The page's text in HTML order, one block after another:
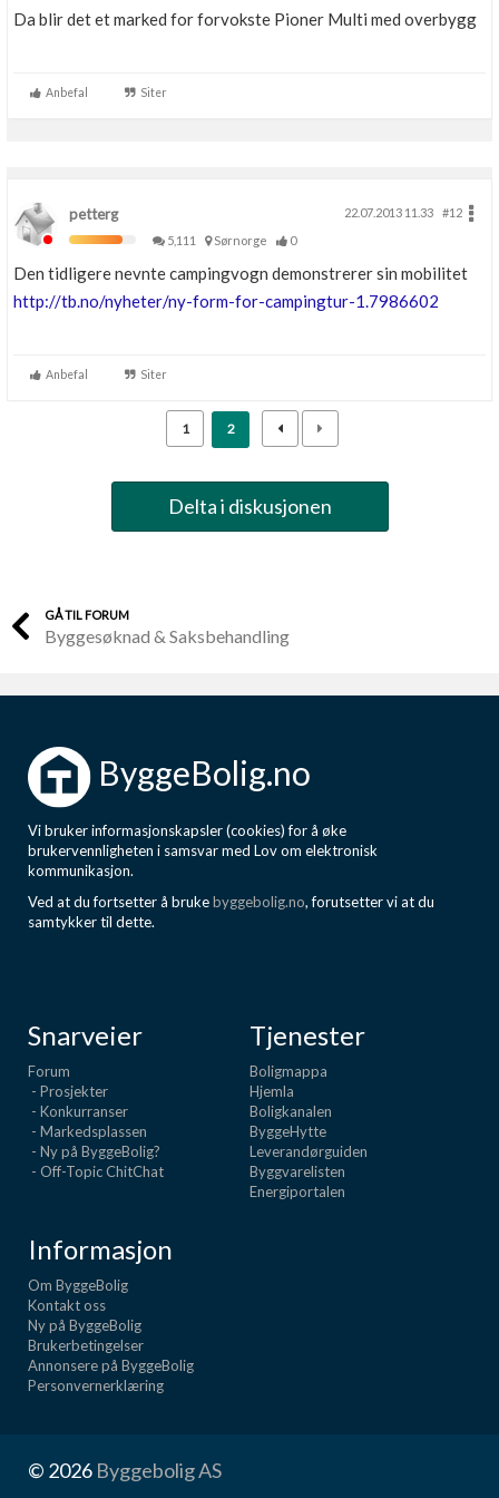
Boligmappa+
Da blir det et marked for forvokste Pioner Multi med overbygg
Anbefal Siter
petterg 22.07.2013 11.33
#12
5,111
Sørnorge 0
Den tidligere nevnte campingvogn demonstrerer sin mobilitet
http://tb.no/nyheter/ny-form-for-campingtur-1.7986602
Anbefal Siter
1 2
Delta i diskusjonen
GÅ TIL FORUM
Byggesøknad & Saksbehandling
ByggeBolig.no
Vi bruker informasjonskapsler (cookies) for å øke
brukervennligheten i samsvar med Lov om elektronisk
kommunikasjon.
Ved at du fortsetter å brukebyggebolig.no, forutsetter vi at du
samtykker til dette.
Snarveier
Forum
- Prosjekter
- Konkurranser
- Markedsplassen
- Ny på ByggeBolig?
- Off-Topic ChitChat
Tjenester
Boligmappa
Hjemla
Boligkanalen
ByggeHytte
Leverandørguiden
Byggvarelisten
Energiportalen
Informasjon
Om ByggeBolig
Kontakt oss
Ny på ByggeBolig
Brukerbetingelser
Annonsere på ByggeBolig
Personvernerklæring
© 2026 Byggebolig AS